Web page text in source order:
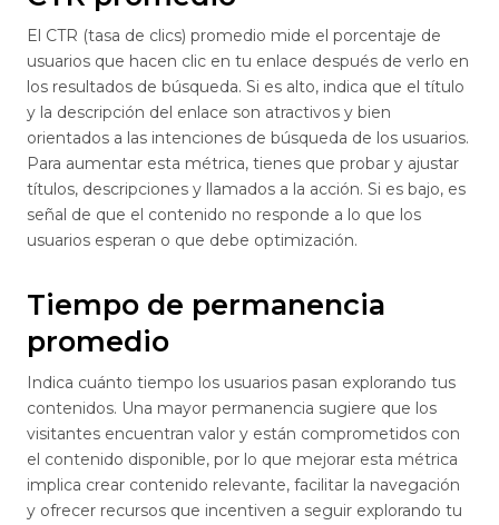
El CTR (tasa de clics) promedio mide el porcentaje de
usuarios que hacen clic en tu enlace después de verlo en
los resultados de búsqueda. Si es alto, indica que el título
y la descripción del enlace son atractivos y bien
orientados a las intenciones de búsqueda de los usuarios.
Para aumentar esta métrica, tienes que probar y ajustar
títulos, descripciones y llamados a la acción. Si es bajo, es
señal de que el contenido no responde a lo que los
usuarios esperan o que debe optimización.
Tiempo de permanencia
promedio
Indica cuánto tiempo los usuarios pasan explorando tus
contenidos. Una mayor permanencia sugiere que los
visitantes encuentran valor y están comprometidos con
el contenido disponible, por lo que mejorar esta métrica
implica crear contenido relevante, facilitar la navegación
y ofrecer recursos que incentiven a seguir explorando tu